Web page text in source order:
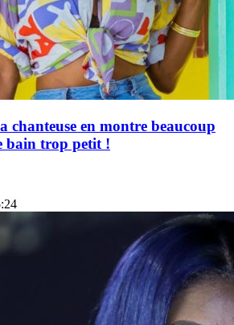
chanteuse en montre beaucoup
bain trop petit !